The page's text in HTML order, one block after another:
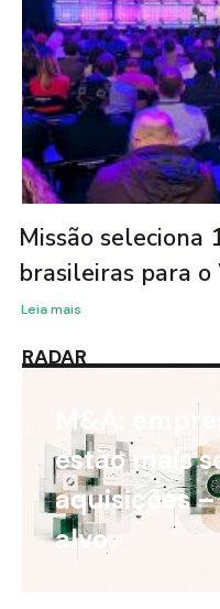
Missão seleciona
brasileiras para
Leia mais
RADAR
M&A:
estão mais
aquisições
alvo